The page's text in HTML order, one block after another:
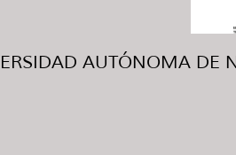
AUTÓNOMA DE